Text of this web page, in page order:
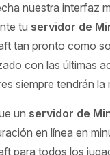
nuestra interfaz
tu servidor de
tan pronto como
con las últimas
siempre tendrán
un servidor de
en línea en
para todos los